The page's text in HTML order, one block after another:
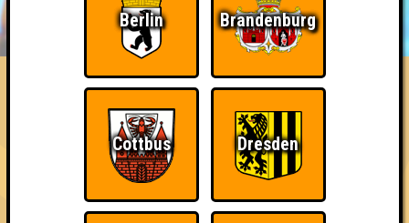
HIGHSCORE RESERVIERUNG
FAQ ÜBER UNS
Die drei Ausrufezeichen
Errungenschaften
Kleiner Hinweis: bei uns sind Teams, die in einem Stechen
schließlich verdient! Entsprechend gibt es für diese auch
Berlin Brandenburg
Cottbus Dresden